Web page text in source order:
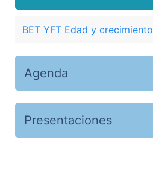
BET YFT Edad y crecimiento
Agenda
Presentaciones